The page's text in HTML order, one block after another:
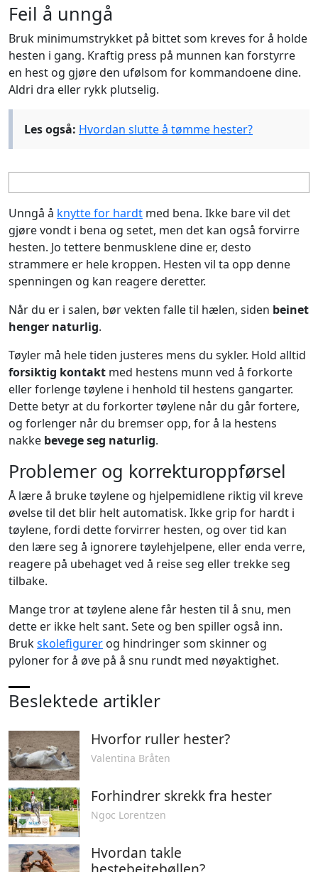
Feil å unngå
Bruk minimumstrykket på bittet som kreves for å holde
hesten i gang. Kraftig press på munnen kan forstyrre
en hest og gjøre den ufølsom for kommandoene dine.
Aldri dra eller rykk plutselig.
Les også: Hvordan slutte å tømme hester?
Unngå å knytte for hardt med bena. Ikke bare vil det
gjøre vondt i bena og setet, men det kan også forvirre
hesten. Jo tettere benmusklene dine er, desto
strammere er hele kroppen. Hesten vil ta opp denne
spenningen og kan reagere deretter.
Når du er i salen, bør vekten falle til hælen, siden beinet
henger naturlig.
Tøyler må hele tiden justeres mens du sykler. Hold alltid
forsiktig kontakt med hestens munn ved å forkorte
eller forlenge tøylene i henhold til hestens gangarter.
Dette betyr at du forkorter tøylene når du går fortere,
og forlenger når du bremser opp, for å la hestens
nakke bevege seg naturlig.
Problemer og korrekturoppførsel
Å lære å bruke tøylene og hjelpemidlene riktig vil kreve
øvelse til det blir helt automatisk. Ikke grip for hardt i
tøylene, fordi dette forvirrer hesten, og over tid kan
den lære seg å ignorere tøylehjelpene, eller enda verre,
reagere på ubehaget ved å reise seg eller trekke seg
tilbake.
Mange tror at tøylene alene får hesten til å snu, men
dette er ikke helt sant. Sete og ben spiller også inn.
Brukskolefigurer og hindringer som skinner og
pyloner for å øve på å snu rundt med nøyaktighet.
Beslektede artikler
Hvorfor ruller hester?
Valentina Bråten
Forhindrer skrekk fra hester
Ngoc Lorentzen
Hvordan takle